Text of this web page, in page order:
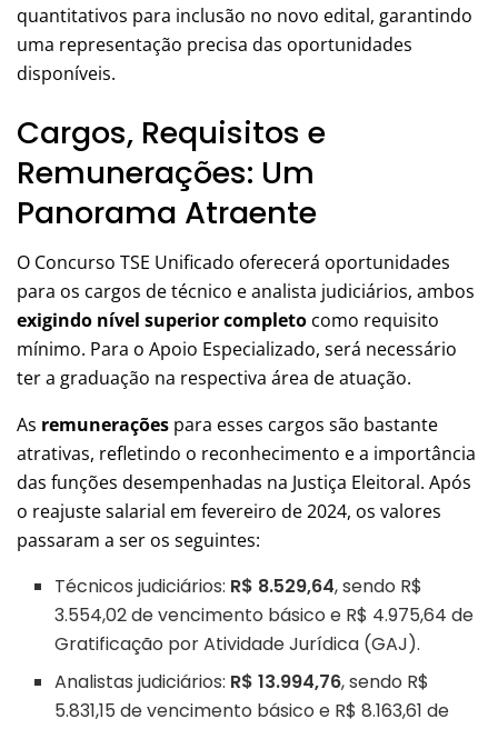
quantitativos para inclusão no novo edital, garantindo
uma representação precisa das oportunidades
disponíveis.
Cargos, Requisitos e
Remunerações: Um
Panorama Atraente
O Concurso TSE Unificado oferecerá oportunidades
para os cargos de técnico e analista judiciários, ambos
exigindo nível superior completo como requisito
mínimo. Para o Apoio Especializado, será necessário
ter a graduação na respectiva área de atuação.
As remunerações para esses cargos são bastante
atrativas, refletindo o reconhecimento e a importância
das funções desempenhadas na Justiça Eleitoral. Após
o reajuste salarial em fevereiro de 2024, os valores
passaram a ser os seguintes:
Técnicos judiciários: R$ 8.529,64, sendo R$
3.554,02 de vencimento básico e R$ 4.975,64 de
Gratificação por Atividade Jurídica (GAJ).
Analistas judiciários: R$ 13.994,76, sendo R$
5.831,15 de vencimento básico e R$ 8.163,61 de